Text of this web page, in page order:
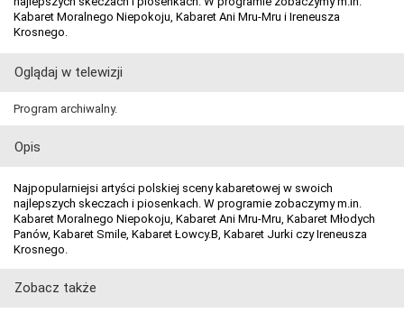
Kabaret Moralnego Niepokoju, Kabaret Ani Mru-Mru i Ireneusza
Krosnego.
Oglądaj w telewizji
Program archiwalny.
Opis
Najpopularniejsi artyści polskiej sceny kabaretowej w swoich
najlepszych skeczach i piosenkach. W programie zobaczymy m.in.
Kabaret Moralnego Niepokoju, Kabaret Ani Mru-Mru, Kabaret Młodych
Panów, Kabaret Smile, Kabaret Łowcy.B, Kabaret Jurki czy Ireneusza
Krosnego.
Zobacz także